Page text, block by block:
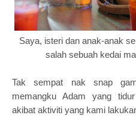
Saya, isteri dan anak-anak
salah sebuah kedai
Tak sempat nak snap
memangku Adam yang
akibat aktiviti yang kami